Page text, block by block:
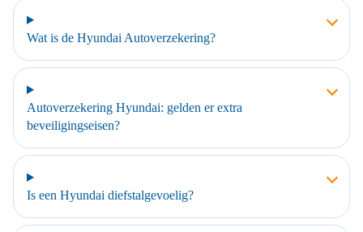
Wat is de Hyundai Autoverzekering?
Autoverzekering Hyundai: gelden er extra
beveiligingseisen?
Is een Hyundai diefstalgevoelig?